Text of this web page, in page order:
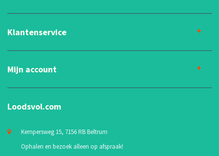
Klantenservice
Mijn account
Loodsvol.com
Kempersweg 15, 7156 RB Beltrum
Ophalen en bezoek alleen op afspraak!